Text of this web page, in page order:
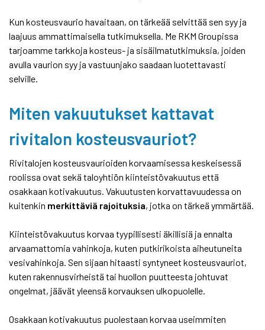
Kun kosteusvaurio havaitaan, on tärkeää selvittää sen syy ja
laajuus ammattimaisella tutkimuksella. Me RKM Groupissa
tarjoamme tarkkoja kosteus- ja sisäilmatutkimuksia, joiden
avulla vaurion syy ja vastuunjako saadaan luotettavasti
selville.
Miten vakuutukset kattavat
rivitalon kosteusvauriot?
Rivitalojen kosteusvaurioiden korvaamisessa keskeisessä
roolissa ovat sekä taloyhtiön kiinteistövakuutus että
osakkaan kotivakuutus. Vakuutusten korvattavuudessa on
kuitenkin merkittäviä rajoituksia, jotka on tärkeä ymmärtää.
Kiinteistövakuutus korvaa tyypillisesti äkillisiä ja ennalta
arvaamattomia vahinkoja, kuten putkirikoista aiheutuneita
vesivahinkoja. Sen sijaan hitaasti syntyneet kosteusvauriot,
kuten rakennusvirheistä tai huollon puutteesta johtuvat
ongelmat, jäävät yleensä korvauksen ulkopuolelle.
Osakkaan kotivakuutus puolestaan korvaa useimmiten